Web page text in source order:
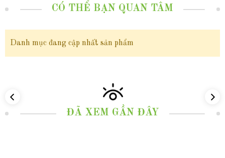
và vẻ đẹp quý phái cho bông tai.
Bông tai ngọc trai thật hình nơ, khuyên tai ngọc trai tòn ten dáng dài đẹp
cho nữ mã K60TT78, với thiết kế hình chiếc nơ kiểu tòn ten dáng dài cùng
nhàng, duyên dáng và nữ tính, có thể dễ dàng phối hợp với nhiều mẫu
trang phục khác nhau như trang phục trang phục hàng ngày, công sở
CÓ THỂ BẠN QUAN TÂM
Danh mục đang cập nhất sản phẩm
ĐÃ XEM GẦN ĐÂY